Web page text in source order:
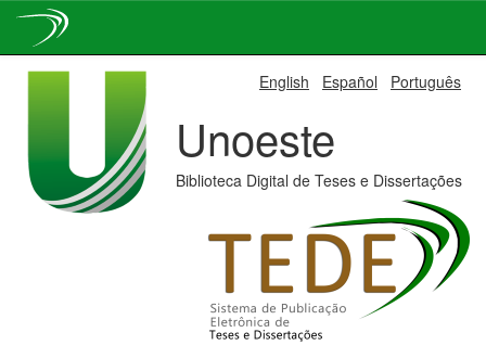
English Español Português
Unoeste
Biblioteca Digital de Teses e Dissertações